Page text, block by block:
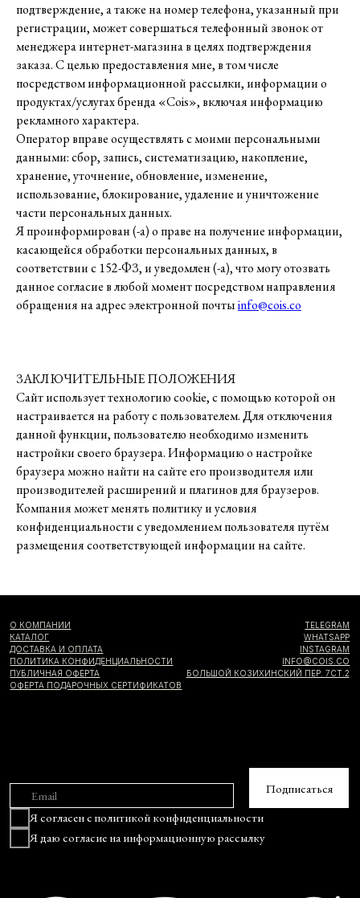
подтверждение, а также на номер телефона, указанный при
регистрации, может совершаться телефонный звонок от
менеджера интернет-магазина в целях подтверждения
заказа. С целью предоставления мне, в том числе
посредством информационной рассылки, информации о
продуктах/услугах бренда «Cois», включая информацию
рекламного характера.
Оператор вправе осуществлять с моими персональными
данными: сбор, запись, систематизацию, накопление,
хранение, уточнение, обновление, изменение,
использование, блокирование, удаление и уничтожение
части персональных данных.
Я проинформирован (-а) о праве на получение информации,
касающейся обработки персональных данных, в
соответствии с 152-ФЗ, и уведомлен (-а), что могу отозвать
данное согласие в любой момент посредством направления
обращения на адрес электронной почтыinfo@cois.co
ЗАКЛЮЧИТЕЛЬНЫЕ ПОЛОЖЕНИЯ
Сайт использует технологию cookie, с помощью которой он
настраивается на работу с пользователем. Для отключения
данной функции, пользователю необходимо изменить
настройки своего браузера. Информацию о настройке
браузера можно найти на сайте его производителя или
производителей расширений и плагинов для браузеров.
Компания может менять политику и условия
конфиденциальности с уведомлением пользователя путём
размещения соответствующей информации на сайте.
TELEGRAM
WHATSAPP
INSTAGRAM
INFO@COIS.CO
БОЛЬШОЙ КОЗИХИНСКИЙ ПЕР. 7СТ.2
О КОМПАНИИ
ДОСТАВКА И ОПЛАТА
ПОЛИТИКА КОНФИДЕНЦИАЛЬНОСТИ
ПУБЛИЧНАЯ ОФЕРТА
ОФЕРТА ПОДАРОЧНЫХ СЕРТИФИКАТОВ
Я согласен сполитикой конфиденциальности
Подписаться